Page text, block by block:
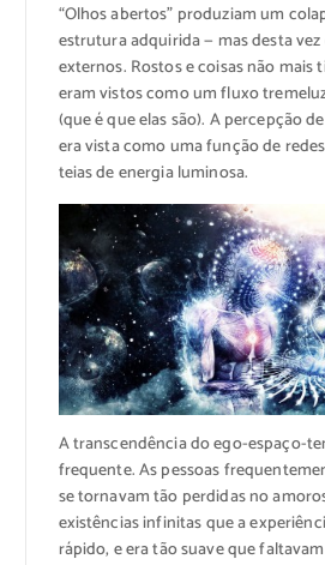
“Olhos abertos” produziam um
estrutura adquirida — mas desta
externos. Rostos e coisas não mais
eram vistos como um fluxo
(que é que elas são). A percepção
era vista como uma função de
teias de energia luminosa.
A transcendência do ego-espaço-
frequente. As pessoas
se tornavam tão perdidas no
existências infinitas que a
rápido, e era tão suave que